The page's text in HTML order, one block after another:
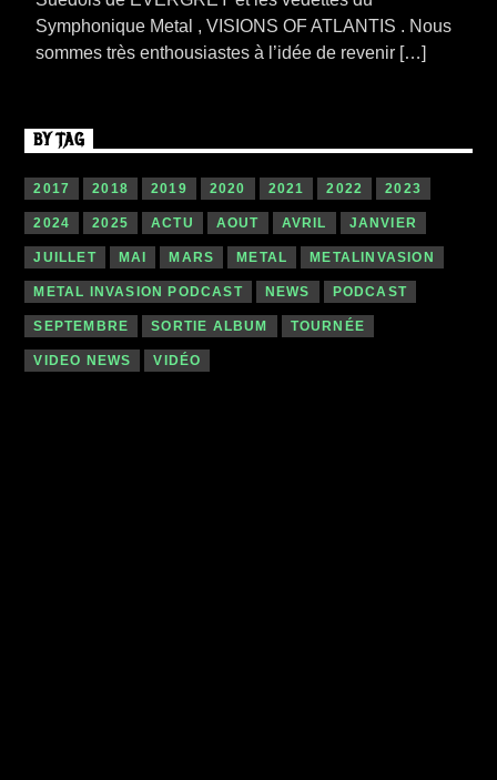
Symphonique Metal , VISIONS OF ATLANTIS . Nous
sommes très enthousiastes à l’idée de revenir […]
BY TAG
2017 2018 2019 2020 2021 2022 2023
2024 2025 ACTU AOUT AVRIL JANVIER
JUILLET MAI MARS METAL METALINVASION
METAL INVASION PODCAST NEWS PODCAST
SEPTEMBRE SORTIE ALBUM TOURNÉE
VIDEO NEWS VIDÉO